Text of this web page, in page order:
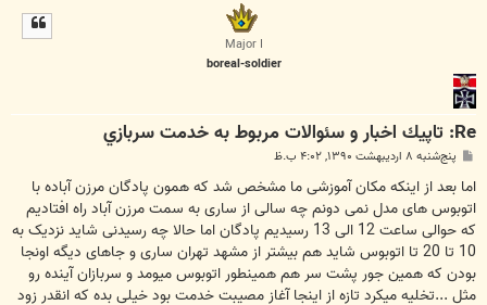
Major I
boreal-soldier
Re: تاپيك اخبار و سئوالات مربوط به خدمت سربازي
پ
ت
پنج‌شنبه ۸ اردیبهشت ۱۳۹۰, ۴:۰۲ ب.ظ
اما بعد از اینکه مکان آموزشی ما مشخص شد که همون پادگان مرزن آباده با
اتوبوس های مدل نمی دونم چه سالی از ساری به سمت مرزن آباد راه افتادیم
که حوالی ساعت 12 الی 13 رسیدیم پادگان اما حالا چه رسیدنی شاید نزدیک به
10 تا 20 تا اتوبوس شاید هم بیشتر از مشهد تهران ساری و جاهای دیگه اونجا
بودن که همین جور پشت سر هم همینطور اتوبوس میومد و سربازان آینده رو
مثل ...تخلیه میکرد تازه از اینجا آغاز مصیبت خدمت بود خیلی بده که انقدر زود